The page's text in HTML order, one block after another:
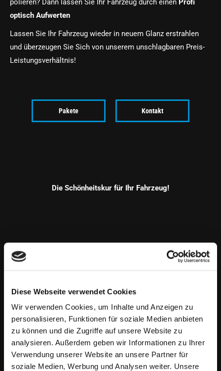
Diese Webseite verwendet Cookies
Wir verwenden Cookies, um Inhalte und Anzeigen zu
personalisieren, Funktionen für soziale Medien anbieten
zu können und die Zugriffe auf unsere Website zu
analysieren. Außerdem geben wir Informationen zu Ihrer
Verwendung unserer Website an unsere Partner für
soziale Medien, Werbung und Analysen weiter. Unsere
polieren? Dann lassen Sie Ihr Fahrzeug durch einen Profi
optisch Aufwerten
Lassen Sie Ihr Fahrzeug wieder in neuem Glanz erstrahlen
und überzeugen Sie Sich von unserem unschlagbaren Preis-
Leistungsverhältnis!
Pakete Kontakt
Die Schönheitskur für Ihr Fahrzeug!